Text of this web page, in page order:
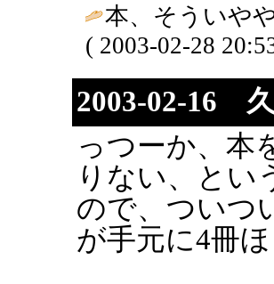
本、そういや
( 2003-02-28
2003-02-16
っつーか、本
りない、とい
ので、ついつ
が手元に4冊